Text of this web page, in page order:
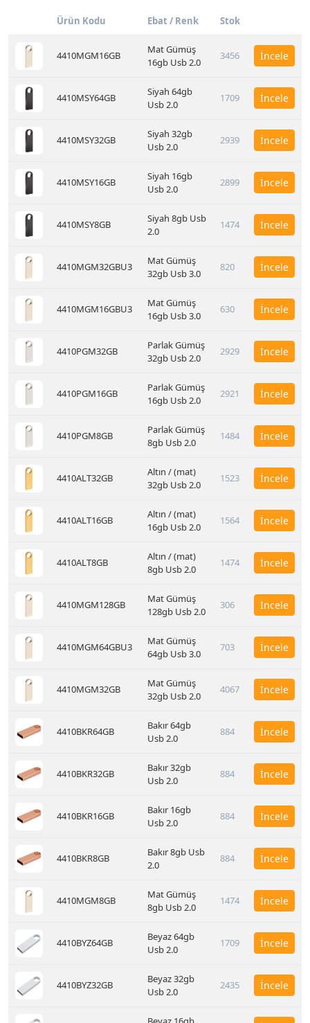
Ürün Kodu Ebat / Renk Stok
4410MGM16GB
Mat Gümüş
16gb Usb 2.0
3456 İncele
4410MSY64GB
Siyah 64gb
Usb 2.0
1709 İncele
4410MSY32GB
Siyah 32gb
Usb 2.0
2939 İncele
4410MSY16GB
Siyah 16gb
Usb 2.0
2899 İncele
4410MSY8GB
Siyah 8gb Usb
2.0
1474 İncele
4410MGM32GBU3
Mat Gümüş
32gb Usb 3.0
820 İncele
4410MGM16GBU3
Mat Gümüş
16gb Usb 3.0
630 İncele
4410PGM32GB
Parlak Gümüş
32gb Usb 2.0
2929 İncele
4410PGM16GB
Parlak Gümüş
16gb Usb 2.0
2921 İncele
4410PGM8GB
Parlak Gümüş
8gb Usb 2.0
1484 İncele
4410ALT32GB
Altın / (mat)
32gb Usb 2.0
1523 İncele
4410ALT16GB
Altın / (mat)
16gb Usb 2.0
1564 İncele
4410ALT8GB
Altın / (mat)
8gb Usb 2.0
1474 İncele
4410MGM128GB
Mat Gümüş
128gb Usb 2.0
306 İncele
4410MGM64GBU3
Mat Gümüş
64gb Usb 3.0
703 İncele
4410MGM32GB
Mat Gümüş
32gb Usb 2.0
4067 İncele
4410BKR64GB
Bakır 64gb
Usb 2.0
884 İncele
4410BKR32GB
Bakır 32gb
Usb 2.0
884 İncele
4410BKR16GB
Bakır 16gb
Usb 2.0
884 İncele
4410BKR8GB
Bakır 8gb Usb
2.0
884 İncele
4410MGM8GB
Mat Gümüş
8gb Usb 2.0
1474 İncele
4410BYZ64GB
Beyaz 64gb
Usb 2.0
1709 İncele
4410BYZ32GB
Beyaz 32gb
Usb 2.0
2435 İncele